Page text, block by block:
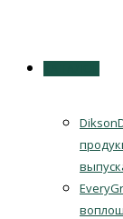
Dikson